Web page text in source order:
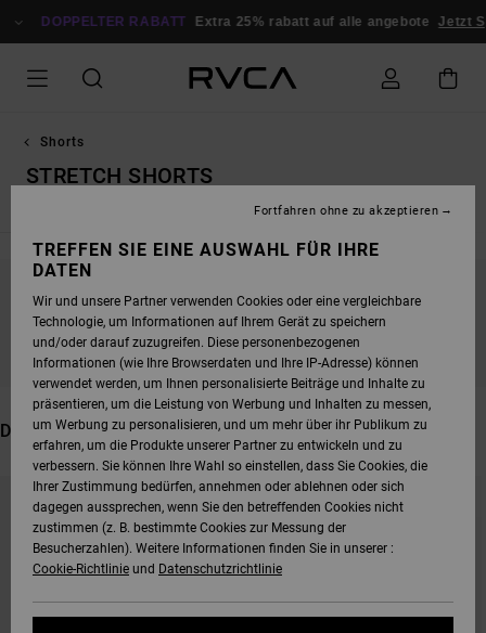
ZUR
DOPPELTER RABATT Extra 25% rabatt auf alle angebote Jetzt
Shorts
STRETCH SHORTS
BLEIB DABEI, DIE PRODUKTE SIND BALD
WIEDER DA
DAS KÖNNTE DIR AUCH GEFALLEN
DIREKT
FILTERKRITERIEN
ÜBERSPRINGEN
FILTERN
TREFFEN SIE EINE AUSWAHL FÜR IHRE
DATEN
Wir und unsere Partner verwenden Cookies oder eine vergleichbare
Technologie, um Informationen auf Ihrem Gerät zu speichern
und/oder darauf zuzugreifen. Diese personenbezogenen
Informationen (wie Ihre Browserdaten und Ihre IP-Adresse) können
verwendet werden, um Ihnen personalisierte Beiträge und Inhalte zu
präsentieren, um die Leistung von Werbung und Inhalten zu messen,
um Werbung zu personalisieren, und um mehr über ihr Publikum zu
erfahren, um die Produkte unserer Partner zu entwickeln und zu
verbessern. Sie können Ihre Wahl so einstellen, dass Sie Cookies, die
Ihrer Zustimmung bedürfen, annehmen oder ablehnen oder sich
dagegen aussprechen, wenn Sie den betreffenden Cookies nicht
zustimmen (z. B. bestimmte Cookies zur Messung der
Besucherzahlen). Weitere Informationen finden Sie in unserer :
Cookie-Richtlinie und Datenschutzrichtlinie
Fortfahren ohne zu akzeptieren